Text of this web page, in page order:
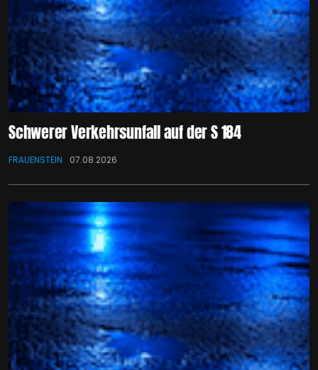
Schwerer Verkehrsunfall auf der S 184
FRAUENSTEIN 07.08.2026